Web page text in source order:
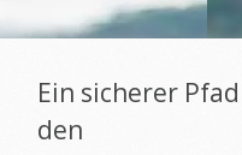
Ein sicherer
den